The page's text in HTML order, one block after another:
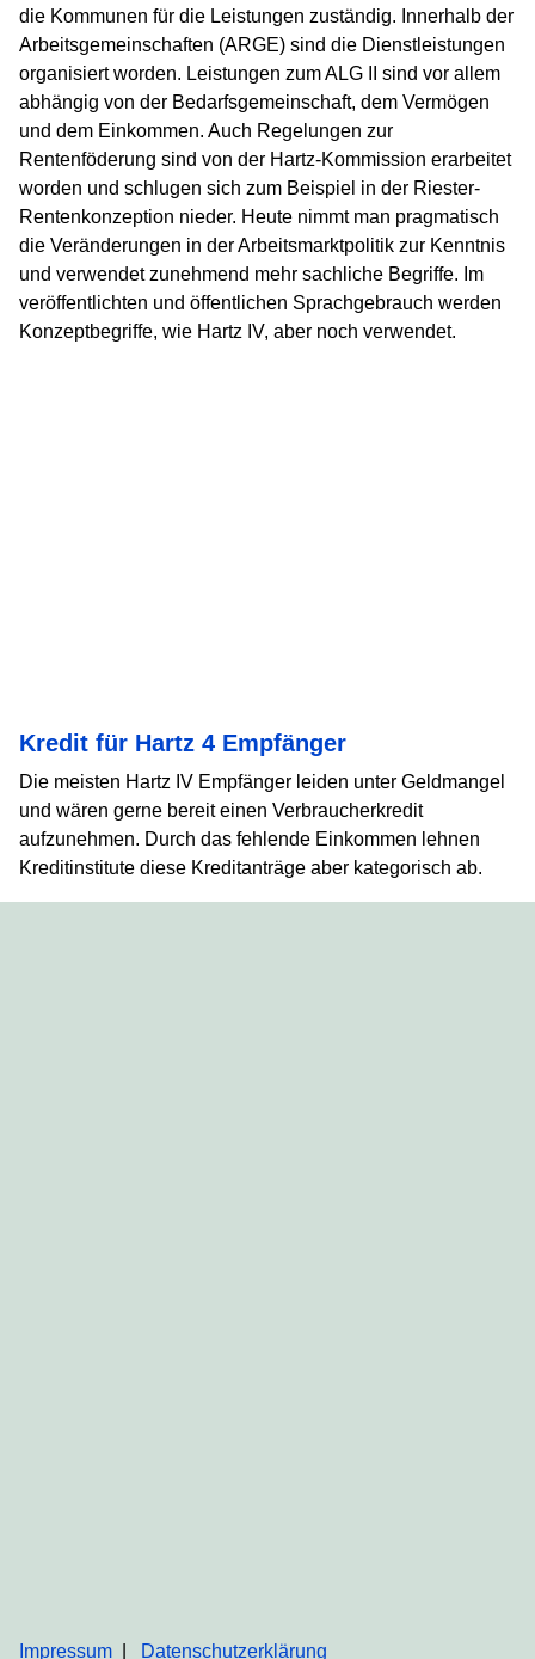
die Kommunen für die Leistungen zuständig. Innerhalb der
Arbeitsgemeinschaften (ARGE) sind die Dienstleistungen
organisiert worden. Leistungen zum ALG II sind vor allem
abhängig von der Bedarfsgemeinschaft, dem Vermögen
und dem Einkommen. Auch Regelungen zur
Rentenföderung sind von der Hartz-Kommission erarbeitet
worden und schlugen sich zum Beispiel in der Riester-
Rentenkonzeption nieder. Heute nimmt man pragmatisch
die Veränderungen in der Arbeitsmarktpolitik zur Kenntnis
und verwendet zunehmend mehr sachliche Begriffe. Im
veröffentlichten und öffentlichen Sprachgebrauch werden
Konzeptbegriffe, wie Hartz IV, aber noch verwendet.
Kredit für Hartz 4 Empfänger
Die meisten Hartz IV Empfänger leiden unter Geldmangel
und wären gerne bereit einen Verbraucherkredit
aufzunehmen. Durch das fehlende Einkommen lehnen
Kreditinstitute diese Kreditanträge aber kategorisch ab.
Impressum Datenschutzerklärung